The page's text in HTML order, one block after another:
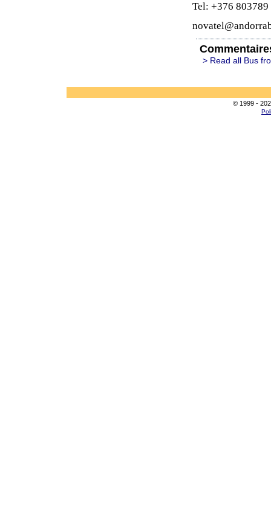
Tel: +376
> Read all Bus
© 1999 -